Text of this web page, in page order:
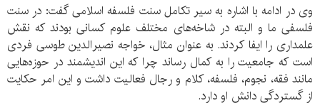
وی در ادامه با اشاره به سیر تکامل سنت فلسفه اسلامی گفت: در سنت
فلسفی ما و البته در شاخه‌‌های مختلف علوم کسانی بودند که نقش
علمداری را ایفا کردند. به عنوان مثال، خواجه‌ نصیرالدین طوسی فردی
است که جامعیت را به کمال رساند چرا که این اندیشمند در حوزه‌‌هایی
مانند فقه، نجوم، فلسفه، کلام و رجال فعالیت داشت و این امر حکایت
از گستردگی دانش او دارد.